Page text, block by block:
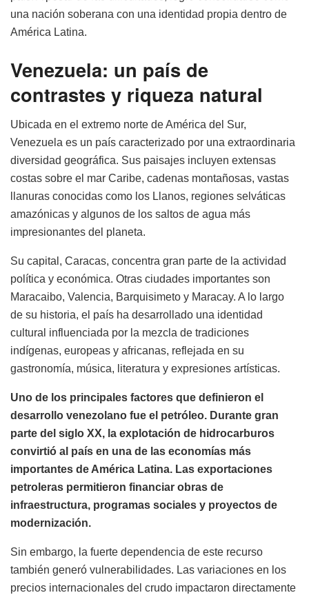
una nación soberana con una identidad propia dentro de
América Latina.
Venezuela: un país de
contrastes y riqueza natural
Ubicada en el extremo norte de América del Sur,
Venezuela es un país caracterizado por una extraordinaria
diversidad geográfica. Sus paisajes incluyen extensas
costas sobre el mar Caribe, cadenas montañosas, vastas
llanuras conocidas como los Llanos, regiones selváticas
amazónicas y algunos de los saltos de agua más
impresionantes del planeta.
Su capital, Caracas, concentra gran parte de la actividad
política y económica. Otras ciudades importantes son
Maracaibo, Valencia, Barquisimeto y Maracay. A lo largo
de su historia, el país ha desarrollado una identidad
cultural influenciada por la mezcla de tradiciones
indígenas, europeas y africanas, reflejada en su
gastronomía, música, literatura y expresiones artísticas.
Uno de los principales factores que definieron el
desarrollo venezolano fue el petróleo. Durante gran
parte del siglo XX, la explotación de hidrocarburos
convirtió al país en una de las economías más
importantes de América Latina. Las exportaciones
petroleras permitieron financiar obras de
infraestructura, programas sociales y proyectos de
modernización.
Sin embargo, la fuerte dependencia de este recurso
también generó vulnerabilidades. Las variaciones en los
precios internacionales del crudo impactaron directamente